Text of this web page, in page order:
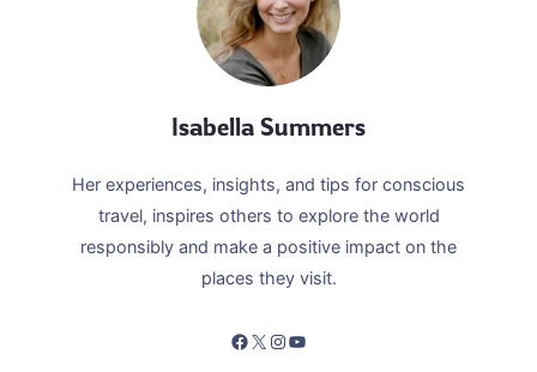
Isabella Summers
Her experiences, insights, and tips for conscious
travel, inspires others to explore the world
responsibly and make a positive impact on the
places they visit.
Facebook X Instagram YouTube